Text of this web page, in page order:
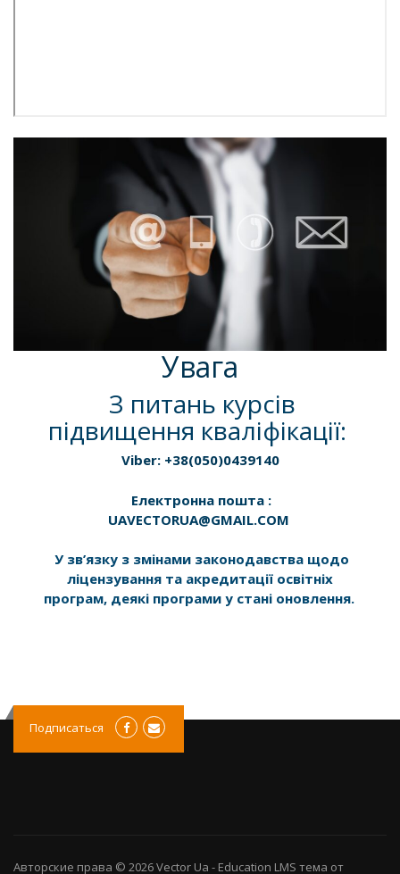
Увага
З питань курсів
підвищення кваліфікації:
Viber: +38(050)0439140
Електронна пошта :
UAVECTORUA@GMAIL.COM
У зв’язку з змінами законодавства щодо
ліцензування та акредитації освітніх
програм, деякі програми у стані оновлення.
Подписаться
Авторские права © 2026Vector Ua - Education LMS тема от